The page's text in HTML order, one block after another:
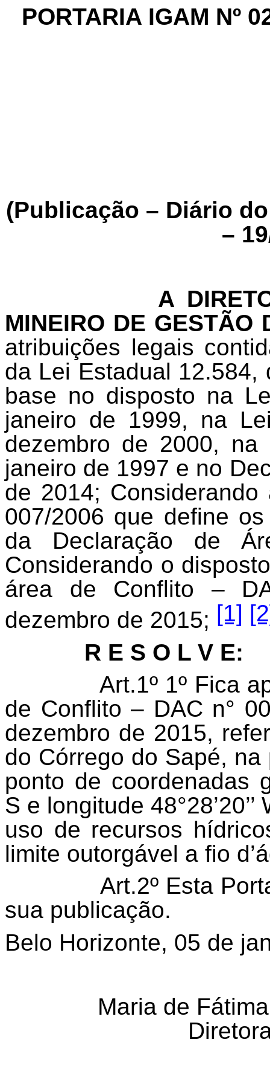
PORTARIA IGAM Nº
(Publicação – Diário
–
A
MINEIRO DE GESTÃO
atribuições legais
da Lei Estadual
base no disposto na
janeiro de 1999, na
dezembro de 2000,
janeiro de 1997 e no
de 2014;
007/2006 que define
da Declaração de
Considerando o
área de Conflito –
dezembro de 2015; [1]
R E S O L V E:
Art.1º 1º Fica
de Conflito – DAC n°
dezembro de 2015,
do Córrego do Sapé,
ponto de coordenadas
S e longitude
uso de recursos
limite outorgável a fio
Art.2º Esta
sua publicação.
Belo Horizonte, 05 de
Maria de